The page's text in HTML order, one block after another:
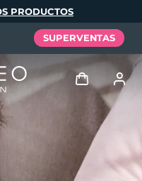
PRODUCTOS
SUPERVENTAS
Iniciar sesión
Perfil de usuario